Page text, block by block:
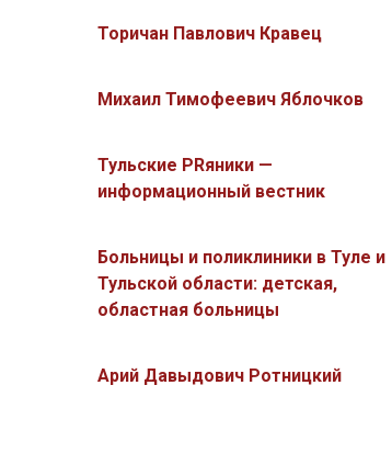
Торичан Павлович Кравец
Михаил Тимофеевич Яблочков
Тульские PRяники —
информационный вестник
Больницы и поликлиники в Туле и
Тульской области: детская,
областная больницы
Арий Давыдович Ротницкий